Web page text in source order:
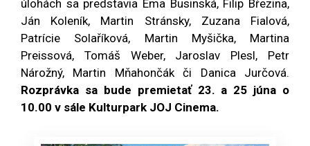
úlohách sa predstavia Ema Businská, Filip Březina,
Ján Koleník, Martin Stránsky, Zuzana Fialová,
Patrície Solaříková, Martin Myšička, Martina
Preissová, Tomáš Weber, Jaroslav Plesl, Petr
Nárožný, Martin Mňahončák či Danica Jurčová.
Rozprávka sa bude premietať 23. a 25 júna o
10.00 v sále Kulturpark JOJ Cinema.